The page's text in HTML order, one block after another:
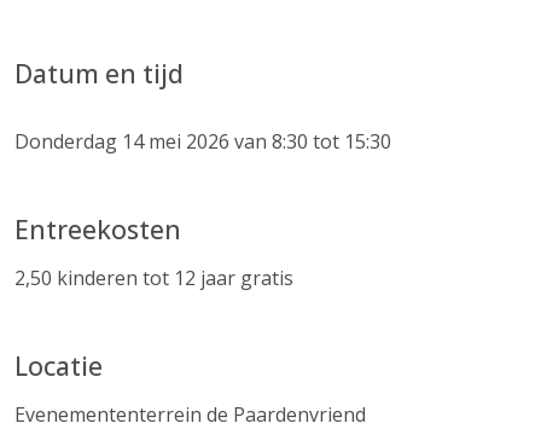
Datum en tijd
Donderdag 14 mei 2026 van 8:30 tot 15:30
Entreekosten
2,50 kinderen tot 12 jaar gratis
Locatie
Evenemententerrein de Paardenvriend